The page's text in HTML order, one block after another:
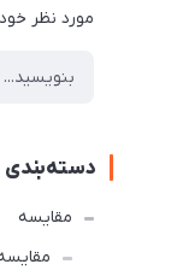
مورد نظر
دسته‌بندی
مقایسه